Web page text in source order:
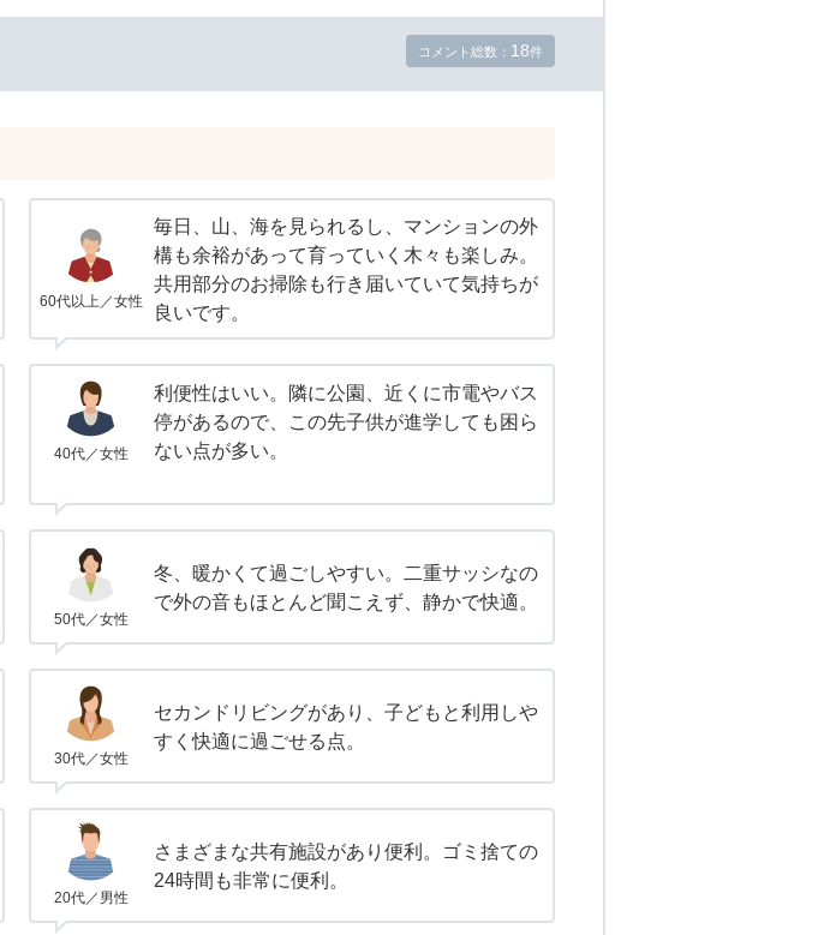
コメント総数： 18件
60代以上／女性
毎日、山、海を見られるし、マンションの外
構も余裕があって育っていく木々も楽しみ。
共用部分のお掃除も行き届いていて気持ちが
良いです。
40代／女性
利便性はいい。隣に公園、近くに市電やバス
停があるので、この先子供が進学しても困ら
ない点が多い。
50代／女性
冬、暖かくて過ごしやすい。二重サッシなの
で外の音もほとんど聞こえず、静かで快適。
30代／女性
セカンドリビングがあり、子どもと利用しや
すく快適に過ごせる点。
20代／男性
さまざまな共有施設があり便利。ゴミ捨ての
24時間も非常に便利。